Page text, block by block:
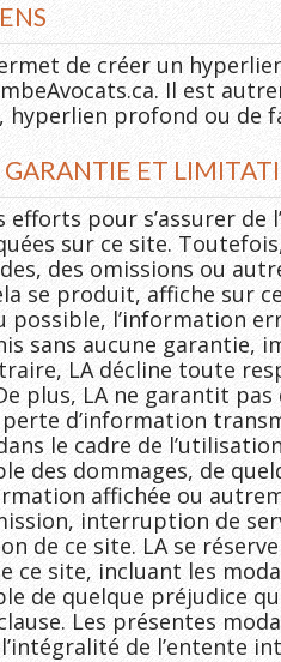
de créer un
Il est
hyperlien profond ou de
ET
efforts pour s’assurer
sur ce site.
des omissions ou
se produit, affiche sur
possible, l’information
sans aucune garantie,
LA décline toute
plus, LA ne garantit
d’information
le cadre de
des dommages, de
affichée ou
interruption de
de ce site. LA se
ce site, incluant les
de quelque préjudice
Les présentes
de l’entente